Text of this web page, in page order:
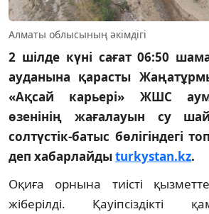
Алматы облысының әкімдігі
2 шілде күні сағат 06:50
ауданына қарасты
«Ақсай карьері» ЖШС
өзенінің жағалауын су
солтүстік-батыс бөлігіндегі
деп хабарлайдыturkystan.kz.
Оқиға орнына тиісті
жіберілді. Қауіпсіздікті